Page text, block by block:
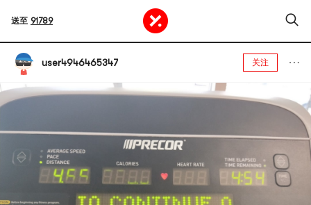
送至 91789
user4946465347 关注